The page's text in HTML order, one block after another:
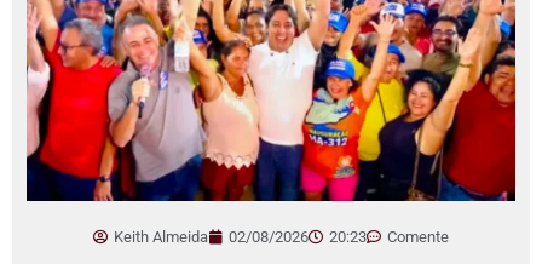
Keith Almeida 02/08/2026 20:23 Comente